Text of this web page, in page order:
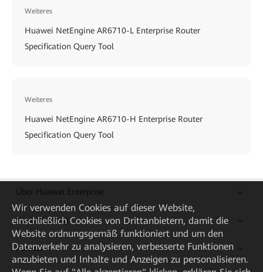
Weiteres
Huawei NetEngine AR6710-L Enterprise Router
Specification Query Tool
Weiteres
Huawei NetEngine AR6710-H Enterprise Router
Specification Query Tool
Über Huawei Enterprise
Kaufanleitung
Partner
Wir verwenden Cookies auf dieser Website,
einschließlich Cookies von Drittanbietern, damit die
Website ordnungsgemäß funktioniert und um den
Datenverkehr zu analysieren, verbesserte Funktionen
anzubieten und Inhalte und Anzeigen zu personalisieren.